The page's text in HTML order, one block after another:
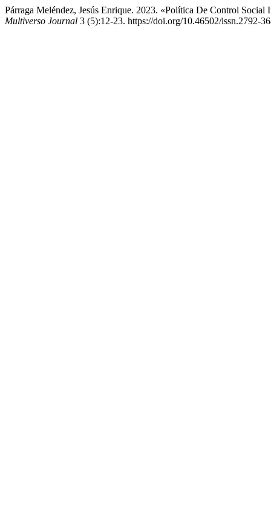
Párraga Meléndez, Jesús Enrique. 2023. «Política De Control
Multiverso Journal 3 (5):12-23. https://doi.org/10.46502/issn.2792-